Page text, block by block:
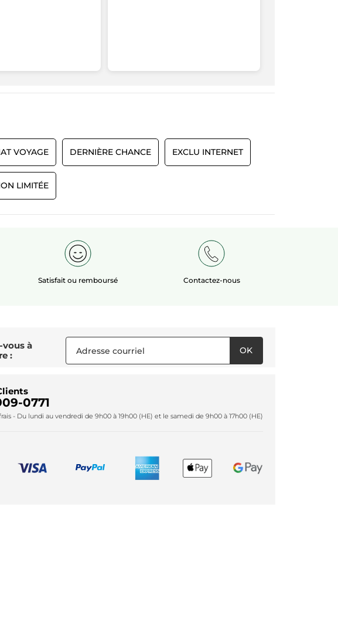
VOYAGE DERNIÈRE CHANCE EXCLU INTERNET
LIMITÉE
Satisfait ou remboursé Contactez-nous
:
OK
0771
- Du lundi au vendredi de 9h00 à 19h00 (HE) et le samedi de 9h00 à 17h00 (HE)